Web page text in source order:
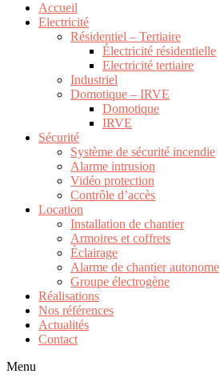
Accueil
Electricité
Résidentiel – Tertiaire
Électricité résidentielle
Electricité tertiaire
Industriel
Domotique – IRVE
Domotique
IRVE
Sécurité
Système de sécurité incendie
Alarme intrusion
Vidéo protection
Contrôle d’accès
Location
Installation de chantier
Armoires et coffrets
Éclairage
Alarme de chantier autonome
Groupe électrogène
Réalisations
Nos références
Actualités
Contact
Menu